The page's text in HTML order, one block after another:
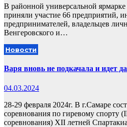
В районной универсальной
приняли участие 66 предприятий,
предпринимателей, владельцев
Венгеровского и…
Новости
Варя вновь не подкачала и идет
04.03.2024
28-29 февраля 2024г. В г.Самаре
соревнования по гиревому спорту
соревнования) XII летней